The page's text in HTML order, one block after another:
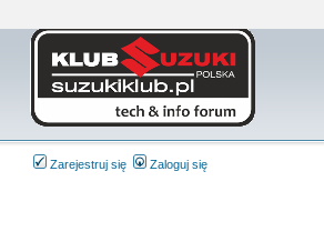
Zarejestruj się Zaloguj się